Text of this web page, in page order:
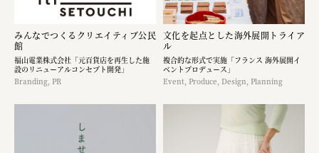
みんなでつくるクリエイティブ公民
館
福山電業株式会社「元百貨店を再生した施
設のリニューアルコンセプト開発」
Branding, PR
文化を起点とした海外展開トライア
ル
複合的な形式で実施「フランス 海外展開イ
ベントプロデュース」
Event, Produce, Design, Planning